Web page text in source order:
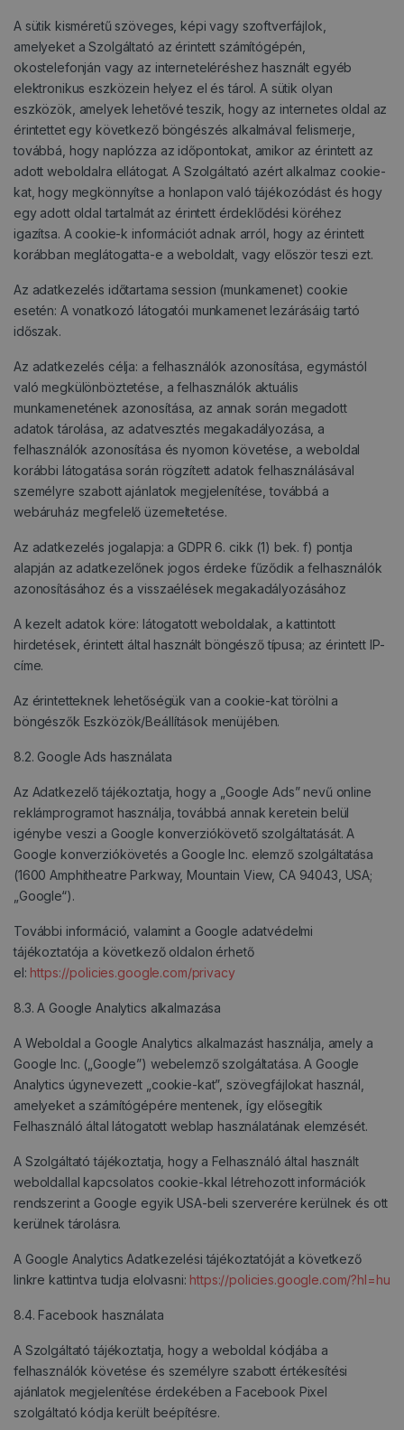
A sütik kisméretű szöveges, képi vagy szoftverfájlok,
amelyeket a Szolgáltató az érintett számítógépén,
okostelefonján vagy az interneteléréshez használt egyéb
elektronikus eszközein helyez el és tárol. A sütik olyan
eszközök, amelyek lehetővé teszik, hogy az internetes oldal az
érintettet egy következő böngészés alkalmával felismerje,
továbbá, hogy naplózza az időpontokat, amikor az érintett az
adott weboldalra ellátogat. A Szolgáltató azért alkalmaz cookie-
kat, hogy megkönnyítse a honlapon való tájékozódást és hogy
egy adott oldal tartalmát az érintett érdeklődési köréhez
igazítsa. A cookie-k információt adnak arról, hogy az érintett
korábban meglátogatta-e a weboldalt, vagy először teszi ezt.
Az adatkezelés időtartama session (munkamenet) cookie
esetén: A vonatkozó látogatói munkamenet lezárásáig tartó
időszak.
Az adatkezelés célja: a felhasználók azonosítása, egymástól
való megkülönböztetése, a felhasználók aktuális
munkamenetének azonosítása, az annak során megadott
adatok tárolása, az adatvesztés megakadályozása, a
felhasználók azonosítása és nyomon követése, a weboldal
korábbi látogatása során rögzített adatok felhasználásával
személyre szabott ajánlatok megjelenítése, továbbá a
webáruház megfelelő üzemeltetése.
Az adatkezelés jogalapja: a GDPR 6. cikk (1) bek. f) pontja
alapján az adatkezelőnek jogos érdeke fűződik a felhasználók
azonosításához és a visszaélések megakadályozásához
A kezelt adatok köre: látogatott weboldalak, a kattintott
hirdetések, érintett által használt böngésző típusa; az érintett IP-
címe.
Az érintetteknek lehetőségük van a cookie-kat törölni a
böngészők Eszközök/Beállítások menüjében.
8.2. Google Ads használata
Az Adatkezelő tájékoztatja, hogy a „Google Ads” nevű online
reklámprogramot használja, továbbá annak keretein belül
igénybe veszi a Google konverziókövető szolgáltatását. A
Google konverziókövetés a Google Inc. elemző szolgáltatása
(1600 Amphitheatre Parkway, Mountain View, CA 94043, USA;
„Google“).
További információ, valamint a Google adatvédelmi
tájékoztatója a következő oldalon érhető
el: https://policies.google.com/privacy
8.3. A Google Analytics alkalmazása
A Weboldal a Google Analytics alkalmazást használja, amely a
Google Inc. („Google”) webelemző szolgáltatása. A Google
Analytics úgynevezett „cookie-kat”, szövegfájlokat használ,
amelyeket a számítógépére mentenek, így elősegítik
Felhasználó által látogatott weblap használatának elemzését.
A Szolgáltató tájékoztatja, hogy a Felhasználó által használt
weboldallal kapcsolatos cookie-kkal létrehozott információk
rendszerint a Google egyik USA-beli szerverére kerülnek és ott
kerülnek tárolásra.
A Google Analytics Adatkezelési tájékoztatóját a következő
linkre kattintva tudja elolvasni: https://policies.google.com/?hl=hu
8.4. Facebook használata
A Szolgáltató tájékoztatja, hogy a weboldal kódjába a
felhasználók követése és személyre szabott értékesítési
ajánlatok megjelenítése érdekében a Facebook Pixel
szolgáltató kódja került beépítésre.